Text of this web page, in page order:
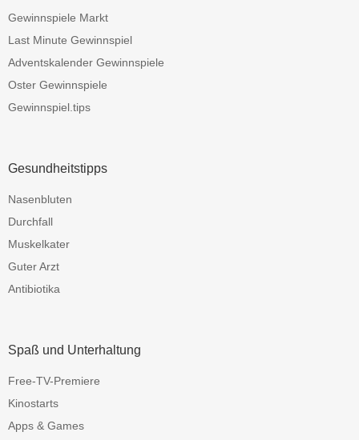
Gewinnspiele Markt
Last Minute Gewinnspiel
Adventskalender Gewinnspiele
Oster Gewinnspiele
Gewinnspiel.tips
Gesundheitstipps
Nasenbluten
Durchfall
Muskelkater
Guter Arzt
Antibiotika
Spaß und Unterhaltung
Free-TV-Premiere
Kinostarts
Apps & Games